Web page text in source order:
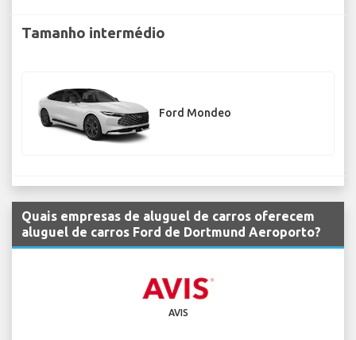
Tamanho intermédio
Ford Mondeo
Quais empresas de aluguel de carros oferecem
aluguel de carros Ford de Dortmund Aeroporto?
AVIS